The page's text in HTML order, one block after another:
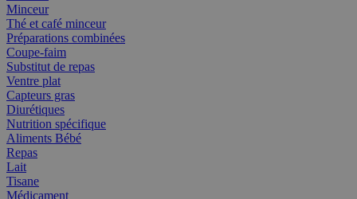
Minceur
Thé et café minceur
Préparations combinées
Coupe-faim
Substitut de repas
Ventre plat
Capteurs gras
Diurétiques
Nutrition spécifique
Aliments Bébé
Repas
Lait
Tisane
Médicament